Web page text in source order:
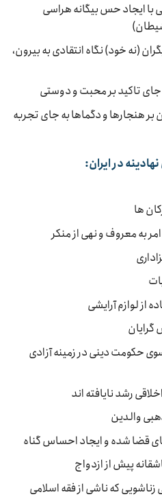
با ایجاد حس بیگانه هراسی
(نه خود) نگاه انتقادی به بیرون،
جای تاکید بر محبت و دوستی
بر هنجارها و دگماها به جای تجربه
در ایران:
ها
به معروف و نهی از منکر
از لوازم آرایشی
گرایان
حکومت دینی در زمینه آزادی
رشد نایافته اند
والدین
قضا شده و ایجاد احساس گناه
پیش از ازدواج
که ناشی از فقه اسلامی